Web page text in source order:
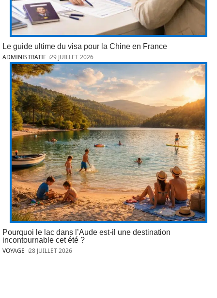
Le guide ultime du visa pour la Chine en France
ADMINISTRATIF 29 JUILLET 2026
Pourquoi le lac dans l’Aude est-il une destination
incontournable cet été ?
VOYAGE 28 JUILLET 2026